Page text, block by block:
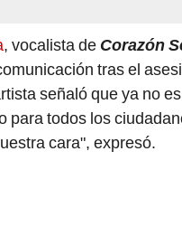
, vocalista de Corazón
tras el
señaló que ya no
para todos los
cara", expresó.